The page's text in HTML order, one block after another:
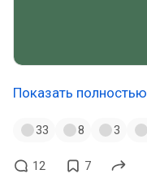
Показать полностью
33 8 3
12 7